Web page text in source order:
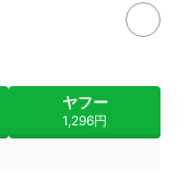
ヤフー
1,296円